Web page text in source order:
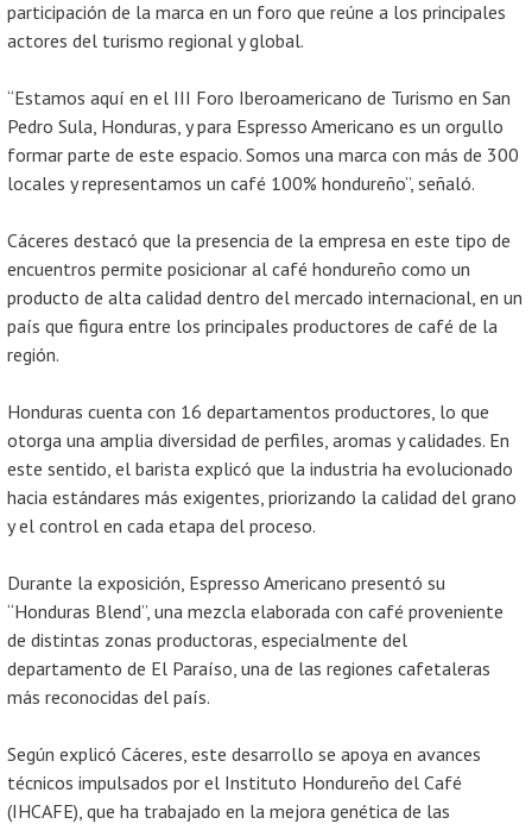
participación de la marca en un foro que reúne a los principales
actores del turismo regional y global.
“Estamos aquí en el III Foro Iberoamericano de Turismo en San
Pedro Sula, Honduras, y para Espresso Americano es un orgullo
formar parte de este espacio. Somos una marca con más de 300
locales y representamos un café 100% hondureño”, señaló.
Cáceres destacó que la presencia de la empresa en este tipo de
encuentros permite posicionar al café hondureño como un
producto de alta calidad dentro del mercado internacional, en un
país que figura entre los principales productores de café de la
región.
Honduras cuenta con 16 departamentos productores, lo que
otorga una amplia diversidad de perfiles, aromas y calidades. En
este sentido, el barista explicó que la industria ha evolucionado
hacia estándares más exigentes, priorizando la calidad del grano
y el control en cada etapa del proceso.
Durante la exposición, Espresso Americano presentó su
“Honduras Blend”, una mezcla elaborada con café proveniente
de distintas zonas productoras, especialmente del
departamento de El Paraíso, una de las regiones cafetaleras
más reconocidas del país.
Según explicó Cáceres, este desarrollo se apoya en avances
técnicos impulsados por el Instituto Hondureño del Café
(IHCAFE), que ha trabajado en la mejora genética de las